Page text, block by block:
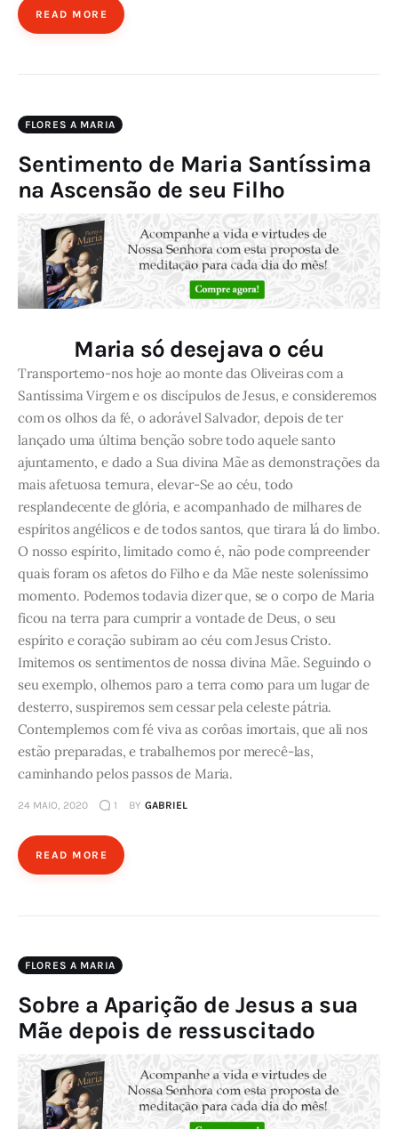
READ MORE
FLORES A MARIA
Sentimento de Maria Santíssima
na Ascensão de seu Filho
Maria só desejava o céu
Transportemo-nos hoje ao monte das Oliveiras com a
Santíssima Virgem e os discípulos de Jesus, e consideremos
com os olhos da fé, o adorável Salvador, depois de ter
lançado uma última benção sobre todo aquele santo
ajuntamento, e dado a Sua divina Mãe as demonstrações da
mais afetuosa ternura, elevar-Se ao céu, todo
resplandecente de glória, e acompanhado de milhares de
espíritos angélicos e de todos santos, que tirara lá do limbo.
O nosso espírito, limitado como é, não pode compreender
quais foram os afetos do Filho e da Mãe neste soleníssimo
momento. Podemos todavia dizer que, se o corpo de Maria
ficou na terra para cumprir a vontade de Deus, o seu
espírito e coração subiram ao céu com Jesus Cristo.
Imitemos os sentimentos de nossa divina Mãe. Seguindo o
seu exemplo, olhemos paro a terra como para um lugar de
desterro, suspiremos sem cessar pela celeste pátria.
Contemplemos com fé viva as corôas imortais, que ali nos
estão preparadas, e trabalhemos por merecê-las,
caminhando pelos passos de Maria.
24 MAIO, 2020 1 BY GABRIEL
READ MORE
FLORES A MARIA
Sobre a Aparição de Jesus a sua
Mãe depois de ressuscitado